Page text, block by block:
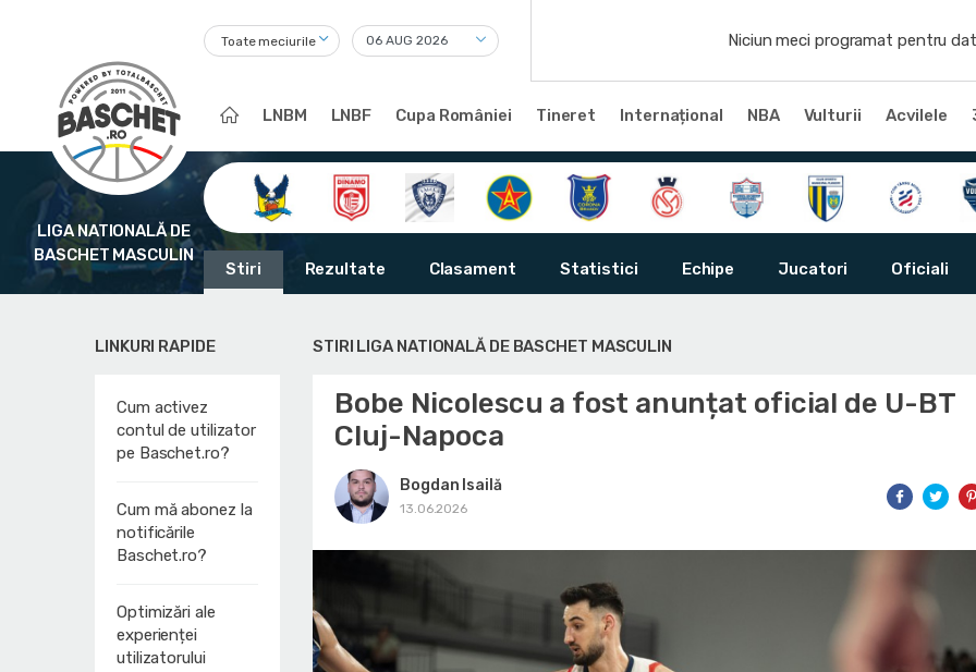
Toate meciurile Niciun meci programat pentru
LNBM LNBF Cupa României Tineret Internațional NBA Vulturii Acvilele
LIGA NATIONALĂ DE
BASCHET MASCULIN
Stiri Rezultate Clasament Statistici Echipe Jucatori Oficiali
LINKURI RAPIDE
Cum activez
contul de utilizator
pe Baschet.ro?
Cum mă abonez la
notificările
Baschet.ro?
Optimizări ale
experienței
utilizatorului
STIRI LIGA NATIONALĂ DE BASCHET MASCULIN
Bobe Nicolescu a fost anunțat oficial de U-BT
Cluj-Napoca
Bogdan Isailă
13.06.2026